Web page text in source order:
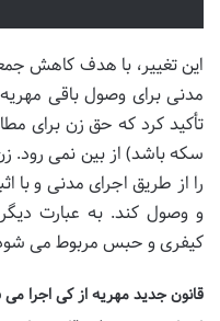
این تغییر، با هدف کاهش
مدنی برای وصول باقی
سکه باشد) از بین نمی رود.
را از طریق اجرای مدنی و با
کیفری و حبس مربوط می
قانون جدید مهریه از کی اجرا